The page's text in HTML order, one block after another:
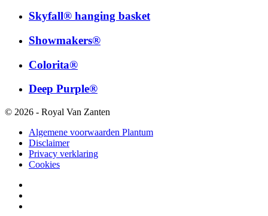
Skyfall® hanging basket
Showmakers®
Colorita®
Deep Purple®
© 2026 - Royal Van Zanten
Algemene voorwaarden Plantum
Disclaimer
Privacy verklaring
Cookies